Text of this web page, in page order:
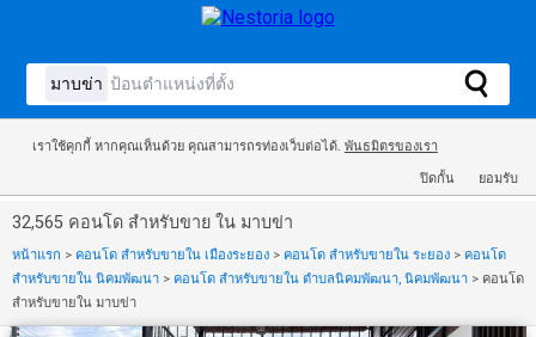
เราใช้คุกกี้ หากคุณเห็นด้วย คุณสามารถรท่องเว็บต่อได้. พันธมิตรของเรา
ปิดกั้น ยอมรับ
32,565 คอนโด สำหรับขาย ใน มาบข่า
หน้าแรก > คอนโด สำหรับขายใน เมืองระยอง > คอนโด สำหรับขายใน ระยอง > คอนโด
สำหรับขายใน นิคมพัฒนา > คอนโด สำหรับขายใน ตำบลนิคมพัฒนา, นิคมพัฒนา > คอนโด
สำหรับขายใน มาบข่า